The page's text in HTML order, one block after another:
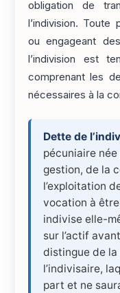
obligation de
l’indivision. Toute
ou engageant
l’indivision est
comprenant les
nécessaires à la
Dette de
pécuniaire
gestion, de la
l’exploitation
vocation à
indivise elle-
sur l’actif
distingue de la
l’indivisaire,
part et ne